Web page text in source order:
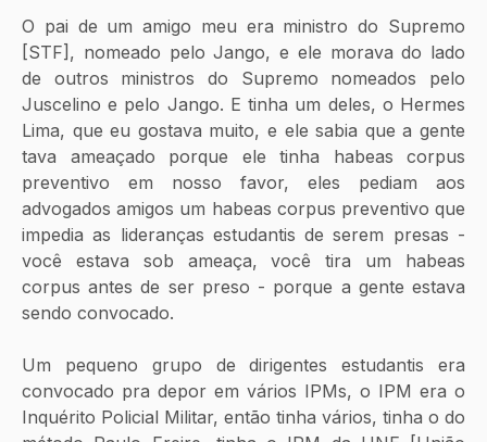
O pai de um amigo meu era ministro do Supremo
[STF], nomeado pelo Jango, e ele morava do lado
de outros ministros do Supremo nomeados pelo
Juscelino e pelo Jango. E tinha um deles, o Hermes
Lima, que eu gostava muito, e ele sabia que a gente
tava ameaçado porque ele tinha habeas corpus
preventivo em nosso favor, eles pediam aos
advogados amigos um habeas corpus preventivo que
impedia as lideranças estudantis de serem presas -
você estava sob ameaça, você tira um habeas
corpus antes de ser preso - porque a gente estava
sendo convocado.
Um pequeno grupo de dirigentes estudantis era
convocado pra depor em vários IPMs, o IPM era o
Inquérito Policial Militar, então tinha vários, tinha o do